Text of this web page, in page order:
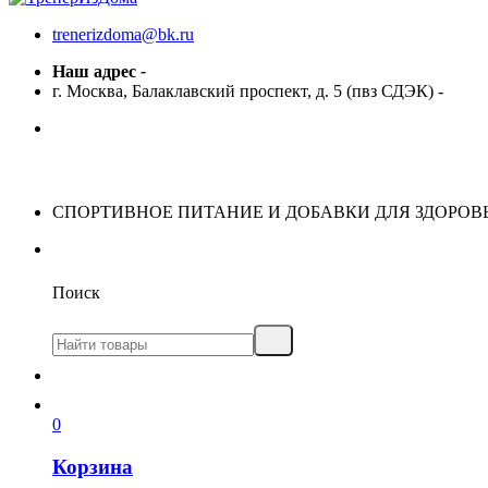
trenerizdoma@bk.ru
Наш адрес -
г. Москва, Балаклавский проспект, д. 5 (пвз СДЭК) -
СПОРТИВНОЕ ПИТАНИЕ И ДОБАВКИ ДЛЯ
Поиск
0
Корзина